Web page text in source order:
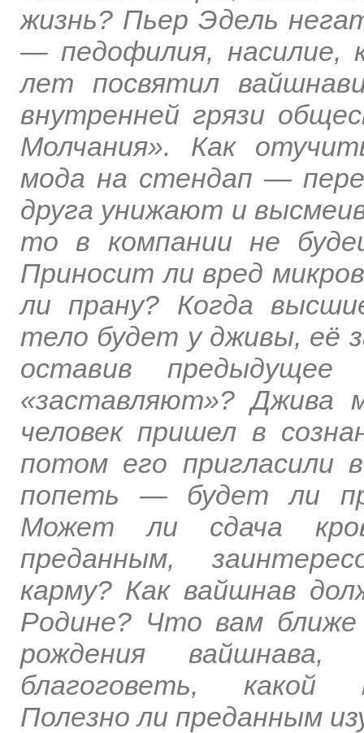
жизнь? Пьер Эдель
— педофилия, насилие,
лет посвятил
внутренней грязи
Молчания». Как
мода на стендап —
друга унижают и
то в компании не
Приносит ли вред
ли прану? Когда
тело будет у дживы, её
оставив
«заставляют»? Джива
человек пришел в
потом его пригласили
попеть — будет ли
Может ли сдача
преданным,
карму? Как вайшнав
Родине? Что вам
рождения
благоговеть, какой
Полезно ли преданным